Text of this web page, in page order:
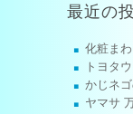
最近の
化粧まわ
トヨタ
かじネ
ヤマサ